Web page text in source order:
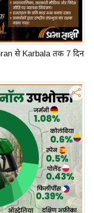
से Karbala तक 7 दिन